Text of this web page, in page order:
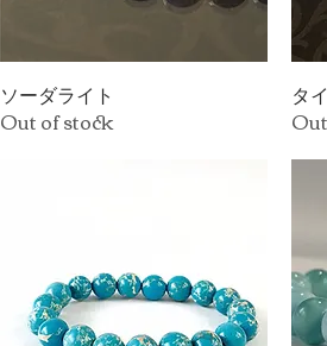
Quick View
ソーダライト
Out of stock
タ